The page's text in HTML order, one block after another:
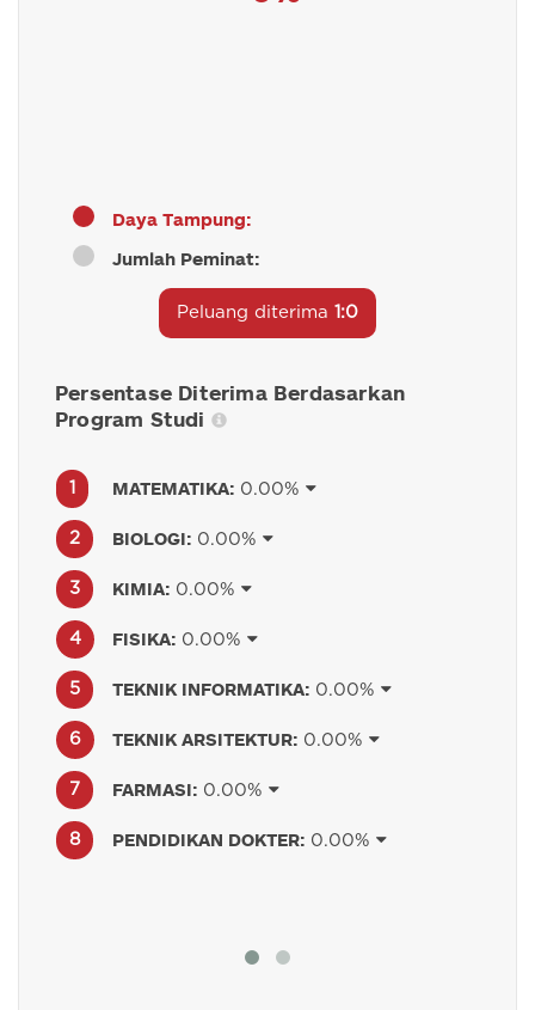
Daya Tampung:
Jumlah Peminat:
Peluang diterima 1:0
Persentase Diterima Berdasarkan
Program Studi
MATEMATIKA: 0.00%
BIOLOGI: 0.00%
KIMIA: 0.00%
FISIKA: 0.00%
TEKNIK INFORMATIKA: 0.00%
TEKNIK ARSITEKTUR: 0.00%
FARMASI: 0.00%
PENDIDIKAN DOKTER: 0.00%